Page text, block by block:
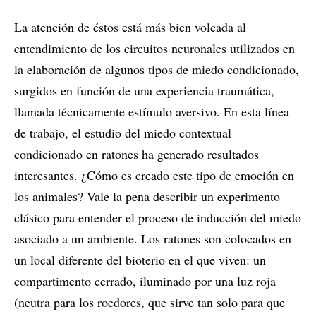
La atención de éstos está más bien volcada al
entendimiento de los circuitos neuronales utilizados en
la elaboración de algunos tipos de miedo condicionado,
surgidos en función de una experiencia traumática,
llamada técnicamente estímulo aversivo. En esta línea
de trabajo, el estudio del miedo contextual
condicionado en ratones ha generado resultados
interesantes. ¿Cómo es creado este tipo de emoción en
los animales? Vale la pena describir un experimento
clásico para entender el proceso de inducción del miedo
asociado a un ambiente. Los ratones son colocados en
un local diferente del bioterio en el que viven: un
compartimento cerrado, iluminado por una luz roja
(neutra para los roedores, que sirve tan solo para que